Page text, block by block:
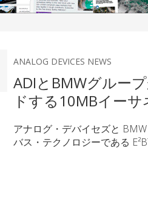
ANALOG DEVICES NEWS
ADIとBMWグルー
ドする10MBイー
アナログ・デバイセズと
バス・テクノロジーである